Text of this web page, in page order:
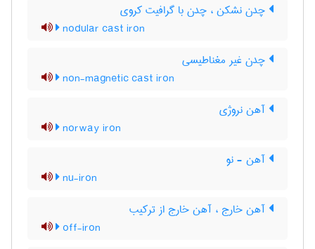
چدن نشکن ، چدن با گرافیت کروی
nodular cast iron
چدن غیر مغناطیسی
non-magnetic cast iron
آهن نروژی
norway iron
آهن - نو
nu-iron
آهن خارج ، آهن خارج از ترکیب
off-iron